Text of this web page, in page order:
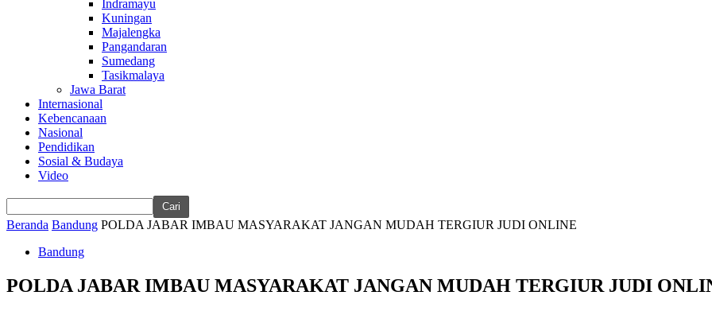
Indramayu
Kuningan
Majalengka
Pangandaran
Sumedang
Tasikmalaya
Jawa Barat
Internasional
Kebencanaan
Nasional
Pendidikan
Sosial & Budaya
Video
Beranda Bandung POLDA JABAR IMBAU MASYARAKAT JANGAN MUDAH TERGIUR JUDI ONLINE
Bandung
POLDA JABAR IMBAU MASYARAKAT JANGAN MUDAH TERGIUR JUDI